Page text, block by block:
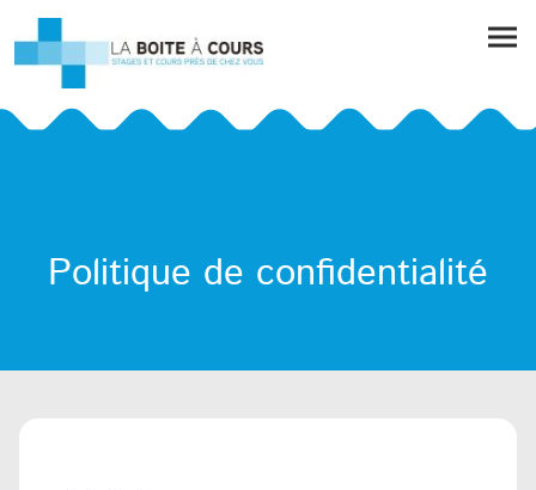
Politique de confidentialité